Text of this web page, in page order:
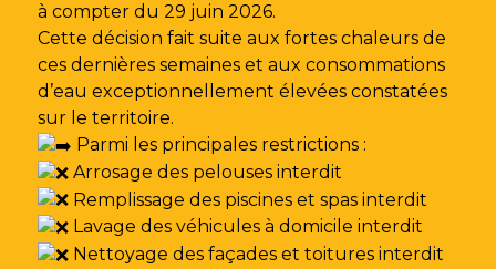
à compter du 29 juin 2026.
Cette décision fait suite aux fortes chaleurs de
ces dernières semaines et aux consommations
d’eau exceptionnellement élevées constatées
sur le territoire.
Parmi les principales restrictions :
Arrosage des pelouses interdit
Remplissage des piscines et spas interdit
Lavage des véhicules à domicile interdit
Nettoyage des façades et toitures interdit